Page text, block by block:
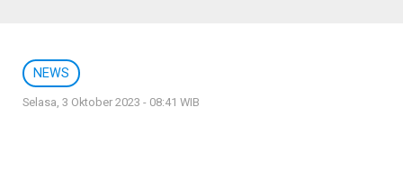
NEWS
Selasa, 3 Oktober 2023 - 08:41 WIB